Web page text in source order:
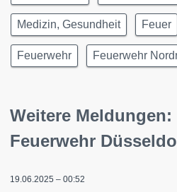
Medizin, Gesundheit Feuer
Feuerwehr Feuerwehr
Weitere Meldungen:
Feuerwehr
19.06.2025 – 00:52